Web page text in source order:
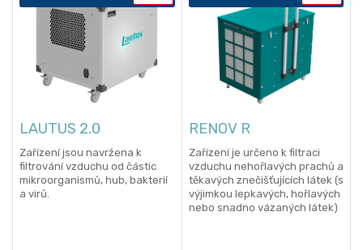
LAUTUS 2.0
Zařízení jsou navržena k
filtrování vzduchu od částic
mikroorganismů, hub, bakterií
a virů.
RENOV R
Zařízení je určeno k filtraci
vzduchu nehořlavých prachů a
těkavých znečišťujících látek (s
výjimkou lepkavých, hořlavých
nebo snadno vázaných látek)